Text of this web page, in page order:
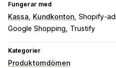
Fungerar med
Kassa Kundkonton Shopify-
Google Shopping
Trustify
Kategorier
Produktomdömen